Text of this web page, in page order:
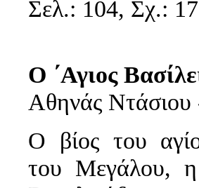
Σελ.: 104, Σχ.:
Ο ΄Αγιος
Αθηνάς Ντάσιου
Ο βίος του
του Μεγάλου, η